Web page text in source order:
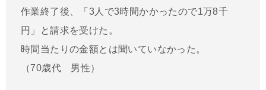
作業終了後、「3人で3時間かかったので1万8千
円」と請求を受けた。
時間当たりの金額とは聞いていなかった。
（70歳代 男性）